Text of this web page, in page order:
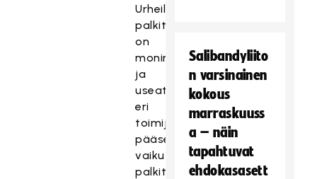
Urheilugaalan
palkitsemisjärjestelmä
on
monimuotoinen
ja
useat
eri
toimijat
pääsevät
vaikuttamaan
palkittavien
Salibandyliito
n varsinainen
kokous
marraskuuss
a – näin
tapahtuvat
ehdokasasett